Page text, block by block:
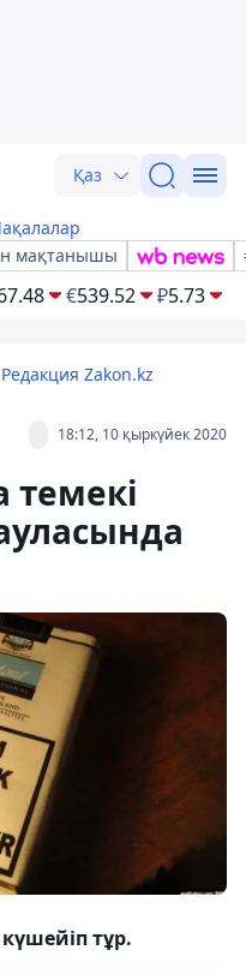
Қаз
мақтанышы
€539.52 ₽5.73
Редакция Zakon.kz
18:12, 10 қыркүйек 2020
темекі
тұр.